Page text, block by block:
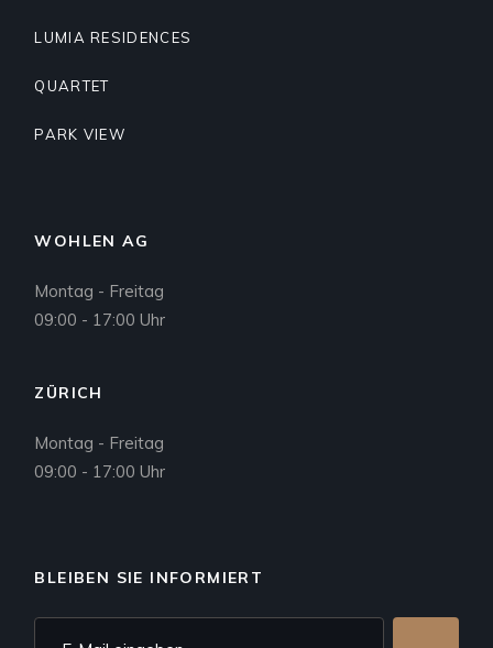
LUMIA RESIDENCES
QUARTET
PARK VIEW
WOHLEN AG
Montag - Freitag
09:00 - 17:00 Uhr
ZÜRICH
Montag - Freitag
09:00 - 17:00 Uhr
BLEIBEN SIE INFORMIERT